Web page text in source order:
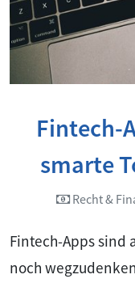
Fintech-
smarte
Recht &
Fintech-Apps sind
noch